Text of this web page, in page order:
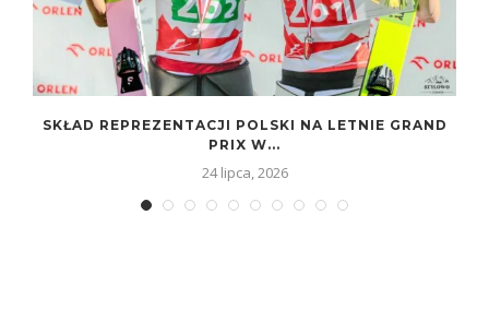
SKŁAD REPREZENTACJI POLSKI NA LETNIE GRAND
PRIX W...
24 lipca, 2026